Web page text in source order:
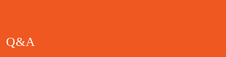
Q&A